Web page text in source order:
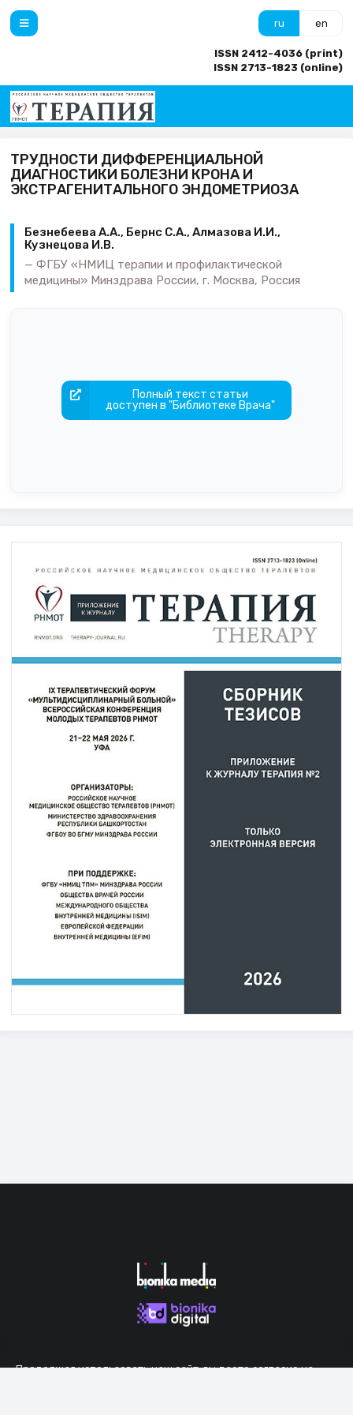
ru en
ISSN 2412-4036 (print)
ISSN 2713-1823 (online)
ТРУДНОСТИ ДИФФЕРЕНЦИАЛЬНОЙ
ДИАГНОСТИКИ БОЛЕЗНИ КРОНА И
ЭКСТРАГЕНИТАЛЬНОГО ЭНДОМЕТРИОЗА
Безнебеева А.А., Бернс С.А., Алмазова И.И.,
Кузнецова И.В.
ФГБУ «НМИЦ терапии и профилактической
медицины» Минздрава России, г. Москва, Россия
Полный текст статьи
доступен в "Библиотеке Врача"
Продолжая использовать наш сайт, вы даете согласие на